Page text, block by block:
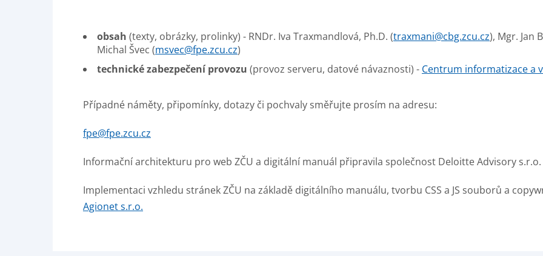
obsah (texty, obrázky, prolinky) - RNDr. Iva Traxmandlová, Ph.D. (traxmani@cbg.zcu.cz), Mgr. Jan
Michal Švec (msvec@fpe.zcu.cz)
technické zabezpečení provozu (provoz serveru, datové návaznosti) - Centrum informatizace a
Případné náměty, připomínky, dotazy či pochvaly směřujte prosím na adresu:
fpe@fpe.zcu.cz
Informační architekturu pro web ZČU a digitální manuál připravila společnost Deloitte Advisory s.r.o.
Implementaci vzhledu stránek ZČU na základě digitálního manuálu, tvorbu CSS a JS souborů a
Agionet s.r.o.